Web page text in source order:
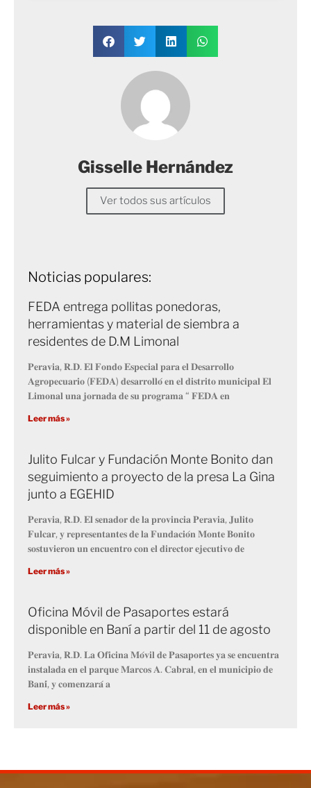
Gisselle Hernández
Ver todos sus artículos
Noticias populares:
FEDA entrega pollitas ponedoras,
herramientas y material de siembra a
residentes de D.M Limonal
𝐏𝐞𝐫𝐚𝐯𝐢𝐚, 𝐑.𝐃. 𝐄𝐥 𝐅𝐨𝐧𝐝𝐨 𝐄𝐬𝐩𝐞𝐜𝐢𝐚𝐥 𝐩𝐚𝐫𝐚 𝐞𝐥 𝐃𝐞𝐬𝐚𝐫𝐫𝐨𝐥𝐥𝐨
𝐀𝐠𝐫𝐨𝐩𝐞𝐜𝐮𝐚𝐫𝐢𝐨 (𝐅𝐄𝐃𝐀) 𝐝𝐞𝐬𝐚𝐫𝐫𝐨𝐥𝐥𝐨́ 𝐞𝐧 𝐞𝐥 𝐝𝐢𝐬𝐭𝐫𝐢𝐭𝐨 𝐦𝐮𝐧𝐢𝐜𝐢𝐩𝐚𝐥 𝐄𝐥
𝐋𝐢𝐦𝐨𝐧𝐚𝐥 𝐮𝐧𝐚 𝐣𝐨𝐫𝐧𝐚𝐝𝐚 𝐝𝐞 𝐬𝐮 𝐩𝐫𝐨𝐠𝐫𝐚𝐦𝐚 “ 𝐅𝐄𝐃𝐀 𝐞𝐧
Leer más »
Julito Fulcar y Fundación Monte Bonito dan
seguimiento a proyecto de la presa La Gina
junto a EGEHID
𝐏𝐞𝐫𝐚𝐯𝐢𝐚, 𝐑.𝐃. 𝐄𝐥 𝐬𝐞𝐧𝐚𝐝𝐨𝐫 𝐝𝐞 𝐥𝐚 𝐩𝐫𝐨𝐯𝐢𝐧𝐜𝐢𝐚 𝐏𝐞𝐫𝐚𝐯𝐢𝐚, 𝐉𝐮𝐥𝐢𝐭𝐨
𝐅𝐮𝐥𝐜𝐚𝐫, 𝐲 𝐫𝐞𝐩𝐫𝐞𝐬𝐞𝐧𝐭𝐚𝐧𝐭𝐞𝐬 𝐝𝐞 𝐥𝐚 𝐅𝐮𝐧𝐝𝐚𝐜𝐢𝐨́𝐧 𝐌𝐨𝐧𝐭𝐞 𝐁𝐨𝐧𝐢𝐭𝐨
𝐬𝐨𝐬𝐭𝐮𝐯𝐢𝐞𝐫𝐨𝐧 𝐮𝐧 𝐞𝐧𝐜𝐮𝐞𝐧𝐭𝐫𝐨 𝐜𝐨𝐧 𝐞𝐥 𝐝𝐢𝐫𝐞𝐜𝐭𝐨𝐫 𝐞𝐣𝐞𝐜𝐮𝐭𝐢𝐯𝐨 𝐝𝐞
Leer más »
Oficina Móvil de Pasaportes estará
disponible en Baní a partir del 11 de agosto
𝐏𝐞𝐫𝐚𝐯𝐢𝐚, 𝐑.𝐃. 𝐋𝐚 𝐎𝐟𝐢𝐜𝐢𝐧𝐚 𝐌𝐨́𝐯𝐢𝐥 𝐝𝐞 𝐏𝐚𝐬𝐚𝐩𝐨𝐫𝐭𝐞𝐬 𝐲𝐚 𝐬𝐞 𝐞𝐧𝐜𝐮𝐞𝐧𝐭𝐫𝐚
𝐢𝐧𝐬𝐭𝐚𝐥𝐚𝐝𝐚 𝐞𝐧 𝐞𝐥 𝐩𝐚𝐫𝐪𝐮𝐞 𝐌𝐚𝐫𝐜𝐨𝐬 𝐀. 𝐂𝐚𝐛𝐫𝐚𝐥, 𝐞𝐧 𝐞𝐥 𝐦𝐮𝐧𝐢𝐜𝐢𝐩𝐢𝐨 𝐝𝐞
𝐁𝐚𝐧𝐢́, 𝐲 𝐜𝐨𝐦𝐞𝐧𝐳𝐚𝐫𝐚́ 𝐚
Leer más »